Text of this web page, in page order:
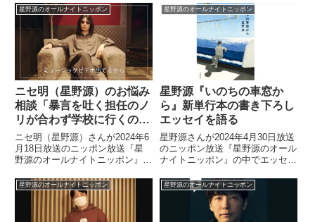
アガり VICTORY』を紹介してい
ました。【本日発射?】7.27発射
のアルバム「RICH」から
iTunes、Apple...
ことを話していました。
星野源のオールナイトニッポン
ニセ明（星野源）のお悩み
相談「暴言を吐く担任のノ
リが合わず学校に行くのが
つらいない」（14歳）
ニセ明（星野源）さんが2024年6
月18日放送のニッポン放送『星
野源のオールナイトニッポン』の
に回答。14歳の方からの「暴言
を吐く担任のノリが合わず学校に
行くのがつらいない」という相談
に答えていました。
星野源のオールナイトニッポン
星野源『いのちの車窓か
ら』新単行本の書き下ろし
エッセイを語る
星野源さんが2024年4月30日放送
のニッポン放送『星野源のオール
ナイトニッポン』の中でエッセイ
の作業についてトーク。連載の直
しが終わり、書き下ろしのエッセ
イの作業を進めていると話してい
星野源のオールナイトニッポン 星野源のオールナイトニッポン